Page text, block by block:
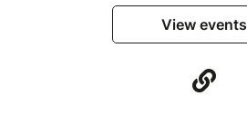
View events